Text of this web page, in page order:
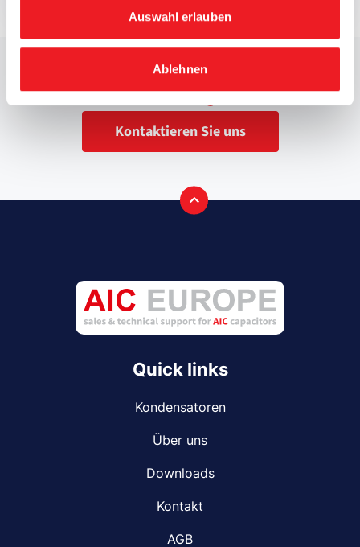
Auswahl erlauben
Ablehnen
Kontaktieren Sie uns
Quick links
Kondensatoren
Über uns
Downloads
Kontakt
AGB